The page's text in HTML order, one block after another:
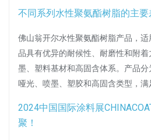
不同系列水性聚氨酯树脂的主要
佛山翁开尔水性聚氨酯树脂产品，
品具有优异的耐候性、耐磨性和附
墨、塑料基材和高固含体系。产品分
哑光、喷墨、塑胶和高固含类型，满
2024中国国际涂料展
聚！